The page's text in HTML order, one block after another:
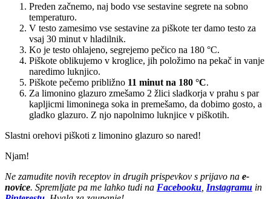
Preden začnemo, naj bodo vse sestavine segrete na sobno
temperaturo.
V testo zamesimo vse sestavine za piškote ter damo testo za
vsaj 30 minut v hladilnik.
Ko je testo ohlajeno, segrejemo pečico na 180 °C.
Piškote oblikujemo v kroglice, jih položimo na pekač in vanje
naredimo luknjico.
Piškote pečemo približno 11 minut na 180 °C.
Za limonino glazuro zmešamo 2 žlici sladkorja v prahu s par
kapljicmi limoninega soka in premešamo, da dobimo gosto, a
gladko glazuro. Z njo napolnimo luknjice v piškotih.
Slastni orehovi piškoti z limonino glazuro so nared!
Njam!
Ne zamudite novih receptov in drugih prispevkov s prijavo na e-
novice. Spremljate pa me lahko tudi na Facebooku Instagramu in